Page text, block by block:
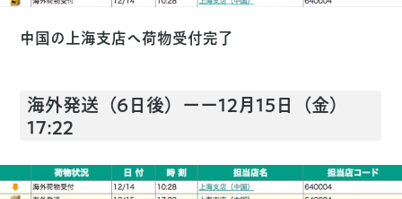
中国の上海支店へ荷物受付完了
海外発送（6日後）ーー12月15日（金）
17:22